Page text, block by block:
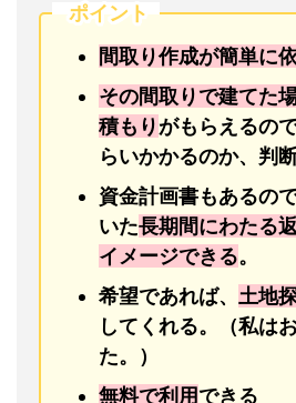
ポイント
間取り作成が簡単に
その間取りで建てた
積もりがもらえるの
らいかかるのか、判
資金計画書もあるの
いた長期間にわたる
イメージできる。
希望であれば、 土地
してくれる。（私は
た。）
無料で利用できる